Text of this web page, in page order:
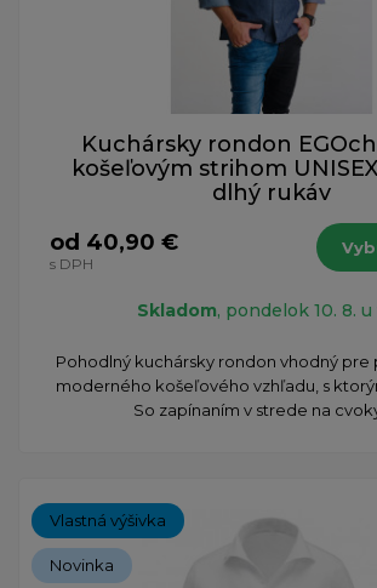
Kuchársky rondon
košeľovým strihom
dlhý rukáv
od 40,90 €
s DPH
Skladom, pondelok 10. 8. u
Pohodlný kuchársky rondon vhodný pre
moderného košeľového vzhľadu, s
So zapínaním v strede na cvoky,
Vlastná výšivka
Novinka